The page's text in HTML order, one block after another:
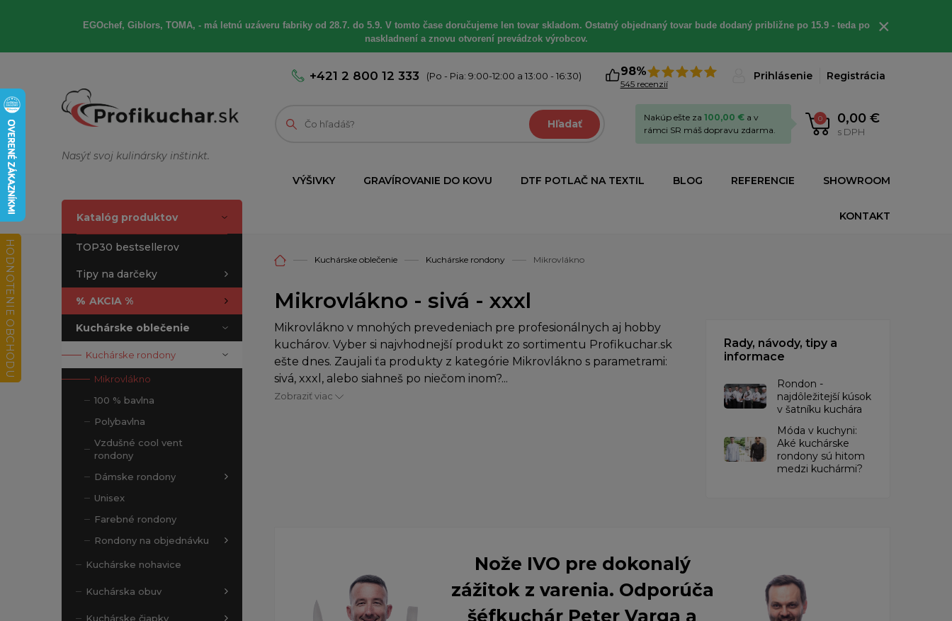
EGOchef, Giblors, TOMA, - má letnú uzáveru fabriky od 28.7. do 5.9. V tomto čase doručujeme len tovar skladom. Ostatný objednaný tovar bude dodaný približne po 15.9 - teda po
naskladnení a znovu otvorení prevádzok výrobcov.
×
Nasýť svoj kulinársky inštinkt.
+421 2 800 12 333 (Po - Pia: 9:00-12:00 a 13:00 - 16:30) 98%
545 recenzií
Prihlásenie Registrácia
Hľadať 0 0,00 €
s DPH
Nakúp ešte za 100,00 € a v
rámci SR máš dopravu zdarma.
VÝŠIVKY GRAVÍROVANIE DO KOVU DTF POTLAČ NA TEXTIL BLOG REFERENCIE SHOWROOM
KONTAKT
Katalóg produktov
TOP30 bestsellerov
Tipy na darčeky
% AKCIA %
Kuchárske oblečenie
Kuchárske rondony
Mikrovlákno
100 % bavlna
Polybavlna
Vzdušné cool vent
rondony
Dámske rondony
Unisex
Farebné rondony
Rondony na objednávku
Kuchárske nohavice
Kuchárska obuv
Kuchárske čiapky
Kuchárske oblečenie Kuchárske rondony Mikrovlákno
Mikrovlákno - sivá - xxxl
Mikrovlákno v mnohých prevedeniach pre profesionálnych aj hobby
kuchárov. Vyber si najvhodnejší produkt zo sortimentu Profikuchar.sk
ešte dnes. Zaujali ťa produkty z kategórie Mikrovlákno s parametrami:
sivá, xxxl, alebo siahneš po niečom inom?...
Zobraziť viac
Rady, návody, tipy a
informace
Rondon -
najdôležitejší kúsok
v šatníku kuchára
​Móda v kuchyni:
Aké kuchárske
rondony sú hitom
medzi kuchármi?
Nože IVO pre dokonalý
zážitok z varenia. Odporúča
šéfkuchár Peter Varga a
HODNOTENIE OBCHODU